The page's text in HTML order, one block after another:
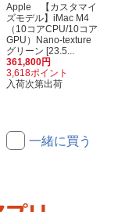
Apple 【カスタマイ
ズモデル】iMac M4
（10コアCPU/10コア
GPU）Nano-texture
グリーン [23.5...
361,800円
3,618ポイント
入荷次第出荷
一緒に買う